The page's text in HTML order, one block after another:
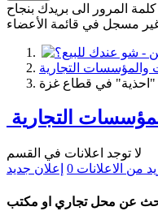
غير مسجل في قائمة الأعضاء
والمؤسسات التجارية
في قطاع غزة
التجارية
لا توجد اعلانات في القسم
من الاعلانات 0 إعلان جديد
عن محل تجاري او مكتب